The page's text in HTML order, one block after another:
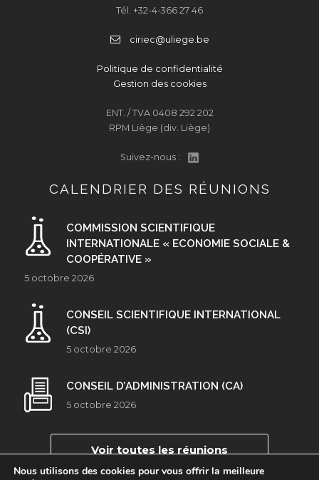
Tél. +32-4-366 27 46
ciriec@uliege.be
Politique de confidentialité
Gestion des cookies
ENT. / TVA 0408 292 202
RPM Liège (div. Liège)
Suivez-nous :
CALENDRIER DES RÉUNIONS
COMMISSION SCIENTIFIQUE
INTERNATIONALE « ECONOMIE SOCIALE &
COOPÉRATIVE »
5 octobre 2026
CONSEIL SCIENTIFIQUE INTERNATIONAL
(CSI)
5 octobre 2026
CONSEIL D’ADMINISTRATION (CA)
5 octobre 2026
Voir toutes les réunions
Nous utilisons des cookies pour vous offrir la meilleure